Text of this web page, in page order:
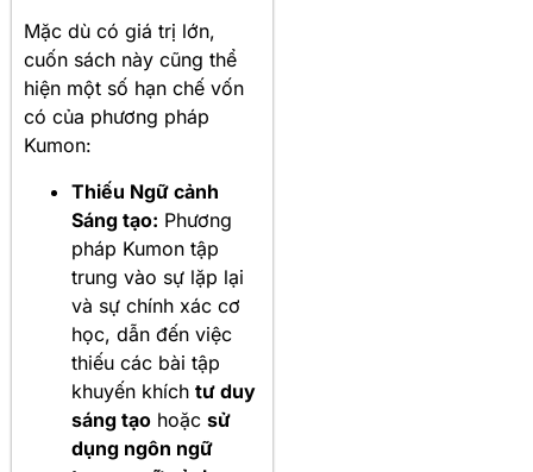
Mặc dù có giá trị lớn,
cuốn sách này cũng thể
hiện một số hạn chế vốn
có của phương pháp
Kumon:
Thiếu Ngữ cảnh
Sáng tạo: Phương
pháp Kumon tập
trung vào sự lặp lại
và sự chính xác cơ
học, dẫn đến việc
thiếu các bài tập
khuyến khích tư duy
sáng tạo hoặc sử
dụng ngôn ngữ